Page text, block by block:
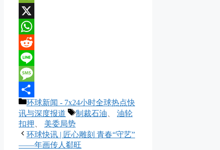
WeChat
X
WhatsApp
Reddit
Line
Message
分
享
分
类
环球新闻 - 7x24小时全球热点快
讯与深度报道
标
签
制裁石油
油轮
扣押
美委局势
环球快讯 | 匠心雕刻 青春“守艺”
——年画传人郗旺